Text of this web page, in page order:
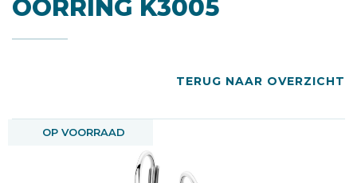
OORRING K3005
TERUG NAAR OVERZICHT
OP VOORRAAD